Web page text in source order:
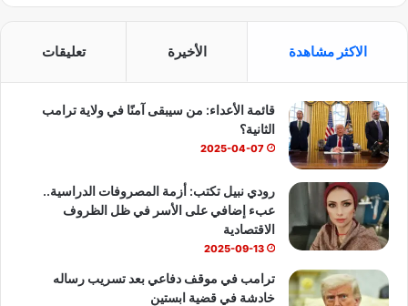
و
ك
T
u
e
ا
ب
الاكثر مشاهدة الأخيرة تعليقات
قائمة الأعداء: من سيبقى آمنًا في ولاية ترامب
الثانية؟
2025-04-07
رودي نبيل تكتب: أزمة المصروفات الدراسية..
عبء إضافي على الأسر في ظل الظروف
الاقتصادية
2025-09-13
ترامب في موقف دفاعي بعد تسريب رساله
خادشة في قضية ابستين